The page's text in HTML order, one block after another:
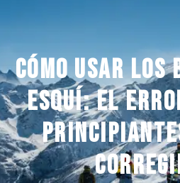
Cómo usar los
esquí: el